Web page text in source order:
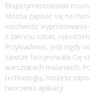
Eksperymentowanie
Można zapisać się na
możliwość
z zakresu sztuki,
Przykładowo, jeśli nigdy
zawsze fascynowała Cię
warsztatach malarskich.
technologią, możesz
tworzenia aplikacji.